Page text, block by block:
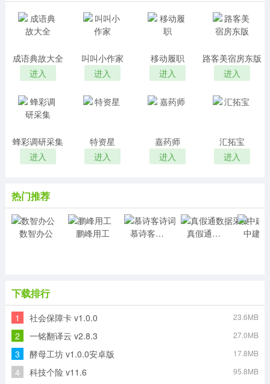
成语典故大全
进入
叫叫小作家
进入
移动履职
进入
路客美宿房东版
进入
蜂彩调研采集
进入
特资星
进入
嘉药师
进入
汇拓宝
进入
热门推荐
数智办公 鹏峰用工 慕诗客诗词 真假通数据采集 中建E
下载排行
1 社会保障卡 v1.0.0 23.6MB
2 一铭翻译云 v2.8.3 27.0MB
3 酵母工坊 v1.0.0安卓版 17.8MB
4 科技个险 v11.6 95.8MB